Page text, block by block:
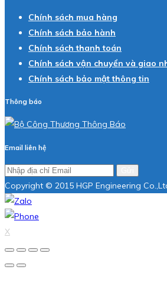
Chính sách mua hàng
Chính sách bảo hành
Chính sách thanh toán
Chính sách vận chuyển và giao
Chính sách bảo mật thông tin
Thông báo
Email liên hệ
Copyright © 2015 HGP Engineering
X